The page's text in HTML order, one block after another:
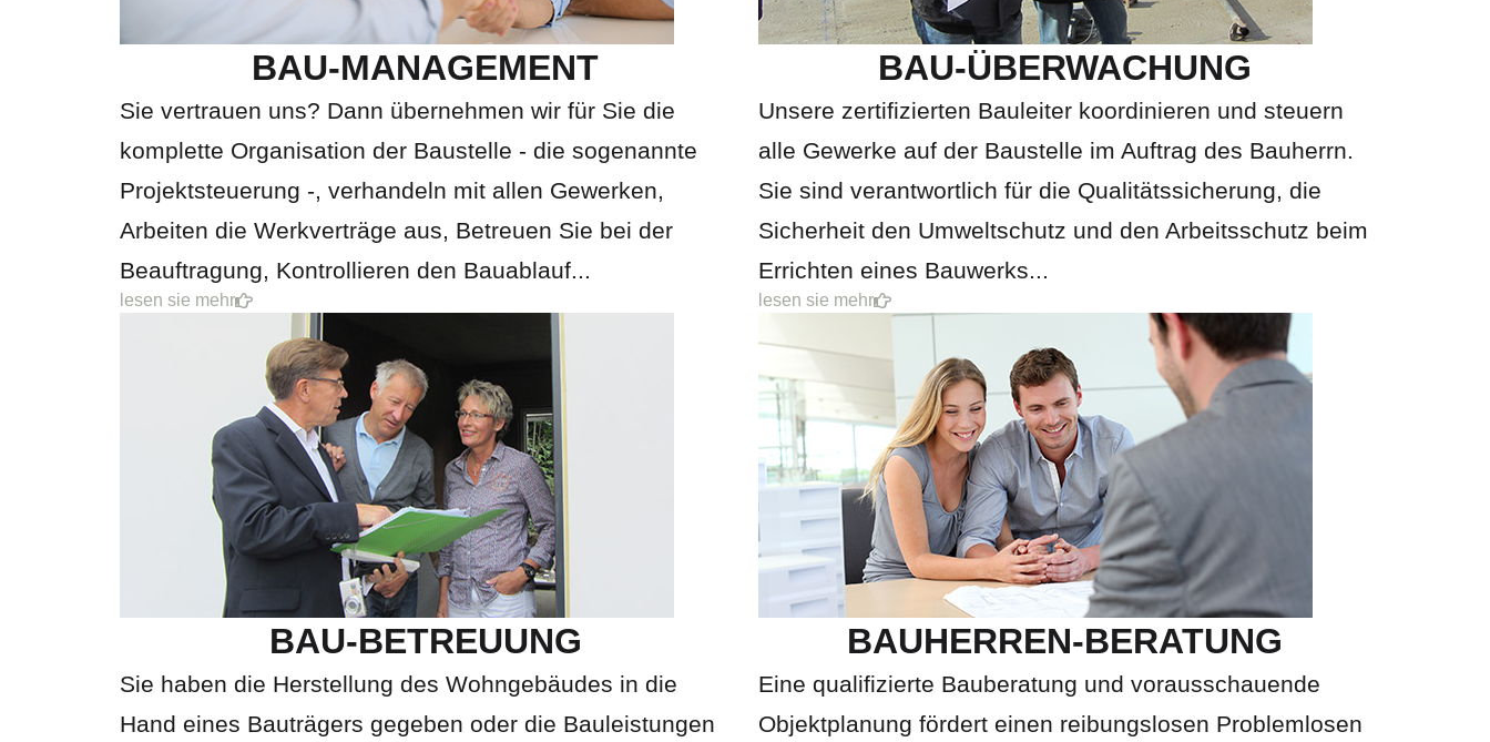
BAU-MANAGEMENT
Sie vertrauen uns? Dann übernehmen wir für Sie die
komplette Organisation der Baustelle - die sogenannte
Projektsteuerung -, verhandeln mit allen Gewerken,
Arbeiten die Werkverträge aus, Betreuen Sie bei der
Beauftragung, Kontrollieren den Bauablauf...
lesen sie mehr
BAU-ÜBERWACHUNG
Unsere zertifizierten Bauleiter koordinieren und steuern
alle Gewerke auf der Baustelle im Auftrag des Bauherrn.
Sie sind verantwortlich für die Qualitätssicherung, die
Sicherheit den Umweltschutz und den Arbeitsschutz beim
Errichten eines Bauwerks...
lesen sie mehr
BAU-BETREUUNG
Sie haben die Herstellung des Wohngebäudes in die
Hand eines Bauträgers gegeben oder die Bauleistungen
BAUHERREN-BERATUNG
Eine qualifizierte Bauberatung und vorausschauende
Objektplanung fördert einen reibungslosen Problemlosen